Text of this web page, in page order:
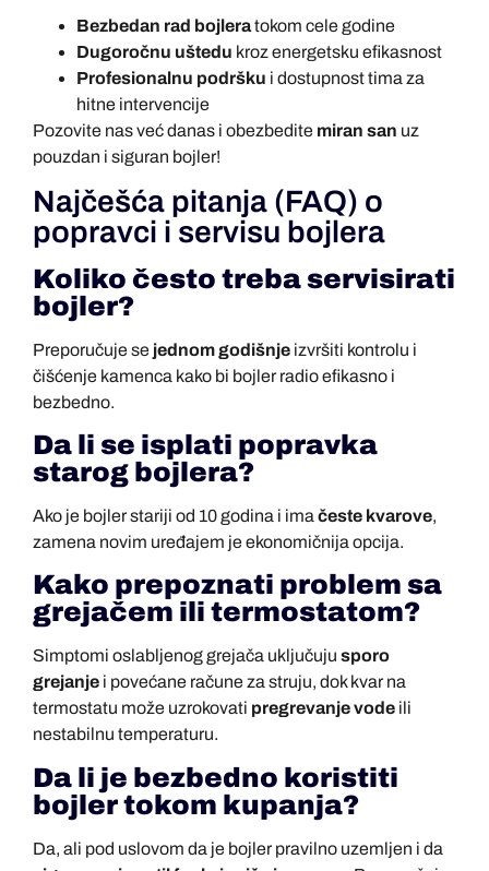
Bezbedan rad bojleratokom cele godine
Dugoročnu uštedu kroz energetsku efikasnost
Profesionalnu podršku i dostupnost tima za
hitne intervencije
Pozovite nas već danas i obezbedite miran san uz
pouzdan i siguran bojler!
Najčešća pitanja (FAQ) o
popravci i servisu bojlera
Koliko često treba servisirati
bojler?
Preporučuje se jednom godišnje izvršiti kontrolu i
čišćenje kamenca kako bi bojler radio efikasno i
bezbedno.
Da li se isplati popravka
starog bojlera?
Ako je bojler stariji od 10 godina i ima česte kvarove,
zamena novim uređajem je ekonomičnija opcija.
Kako prepoznati problem sa
grejačem ili termostatom?
Simptomi oslabljenog grejača uključuju sporo
grejanje i povećane račune za struju, dok kvar na
termostatu može uzrokovati pregrevanje vode ili
nestabilnu temperaturu.
Da li je bezbedno koristiti
bojler tokom kupanja?
Da, ali pod uslovom da je bojler pravilno uzemljen i da